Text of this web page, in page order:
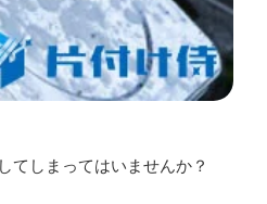
てしまってはいませんか？